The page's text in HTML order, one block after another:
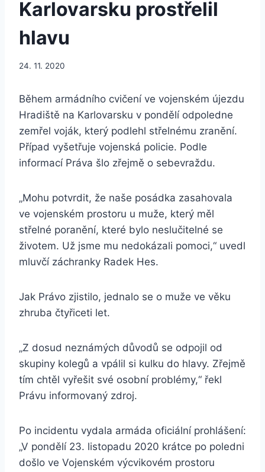
Karlovarsku prostřelil
hlavu
24. 11. 2020
Během armádního cvičení ve vojenském újezdu
Hradiště na Karlovarsku v pondělí odpoledne
zemřel voják, který podlehl střelnému zranění.
Případ vyšetřuje vojenská policie. Podle
informací Práva šlo zřejmě o sebevraždu.
„Mohu potvrdit, že naše posádka zasahovala
ve vojenském prostoru u muže, který měl
střelné poranění, které bylo neslučitelné se
životem. Už jsme mu nedokázali pomoci,“ uvedl
mluvčí záchranky Radek Hes.
Jak Právo zjistilo, jednalo se o muže ve věku
zhruba čtyřiceti let.
„Z dosud neznámých důvodů se odpojil od
skupiny kolegů a vpálil si kulku do hlavy. Zřejmě
tím chtěl vyřešit své osobní problémy,“ řekl
Právu informovaný zdroj.
Po incidentu vydala armáda oficiální prohlášení:
„V pondělí 23. listopadu 2020 krátce po poledni
došlo ve Vojenském výcvikovém prostoru